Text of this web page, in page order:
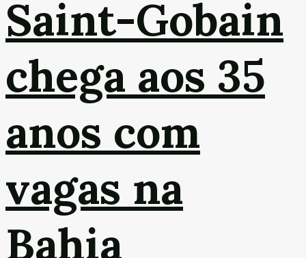
Saint-Gobain
chega aos 35
anos com
vagas na
Bahia